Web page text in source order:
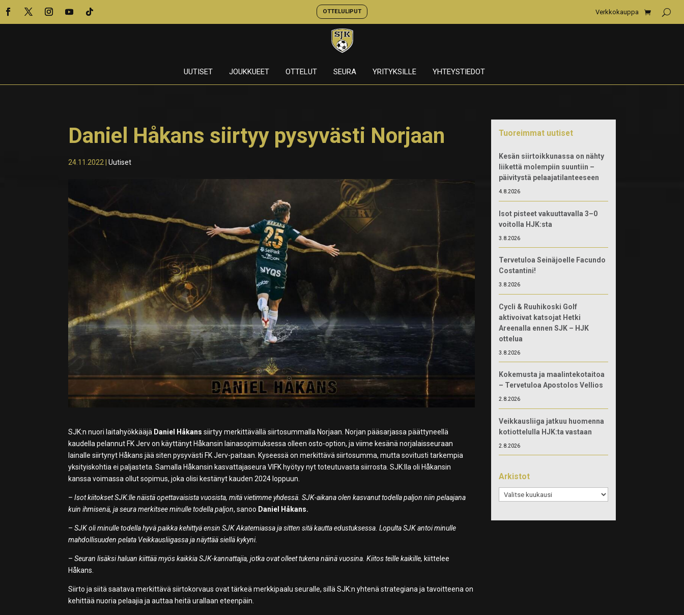
OTTELULIPUT Verkkokauppa
UUTISET JOUKKUEET OTTELUT SEURA YRITYKSILLE YHTEYSTIEDOT
Daniel Håkans siirtyy pysyvästi Norjaan
24.11.2022 |Uutiset
SJK:n nuori laitahyökkääjä Daniel Håkans siirtyy merkittävällä siirtosummalla Norjaan. Norjan pääsarjassa päättyneellä
kaudella pelannut FK Jerv on käyttänyt Håkansin lainasopimuksessa olleen osto-option, ja viime kesänä norjalaisseuraan
lainalle siirtynyt Håkans jää siten pysyvästi FK Jerv-paitaan. Kyseessä on merkittävä siirtosumma, mutta sovitusti tarkempia
yksityiskohtia ei paljasteta. Samalla Håkansin kasvattajaseura VIFK hyötyy nyt toteutuvasta siirrosta. SJK:lla oli Håkansin
kanssa voimassa ollut sopimus, joka olisi kestänyt kauden 2024 loppuun.
–Isot kiitokset SJK:lle näistä opettavaisista vuosista, mitä vietimme yhdessä. SJK-aikana olen kasvanut todella paljon niin pelaajana
kuin ihmisenä, ja seura merkitsee minulle todella paljon, sanoo Daniel Håkans.
–SJK oli minulle todella hyvä paikka kehittyä ensin SJK Akatemiassa ja sitten sitä kautta edustuksessa. Lopulta SJK antoi minulle
mahdollisuuden pelata Veikkausliigassa ja näyttää siellä kykyni.
–Seuran lisäksi haluan kiittää myös kaikkia SJK-kannattajia, jotka ovat olleet tukena näinä vuosina. Kiitos teille kaikille, kiittelee
Håkans.
Siirto ja siitä saatava merkittävä siirtokorvaus ovat tärkeä merkkipaalu seuralle, sillä SJK:n yhtenä strategiana ja tavoitteena on
kehittää nuoria pelaajia ja auttaa heitä urallaan eteenpäin.
Tuoreimmat uutiset
Kesän siirtoikkunassa on nähty
liikettä molempiin suuntiin –
päivitystä pelaajatilanteeseen
4.8.2026
Isot pisteet vakuuttavalla 3–0
voitolla HJK:sta
3.8.2026
Tervetuloa Seinäjoelle Facundo
Costantini!
3.8.2026
Cycli & Ruuhikoski Golf
aktivoivat katsojat Hetki
Areenalla ennen SJK – HJK
ottelua
3.8.2026
Kokemusta ja maalintekotaitoa
– Tervetuloa Apostolos Vellios
2.8.2026
Veikkausliiga jatkuu huomenna
kotiottelulla HJK:ta vastaan
2.8.2026
Arkistot
Arkistot